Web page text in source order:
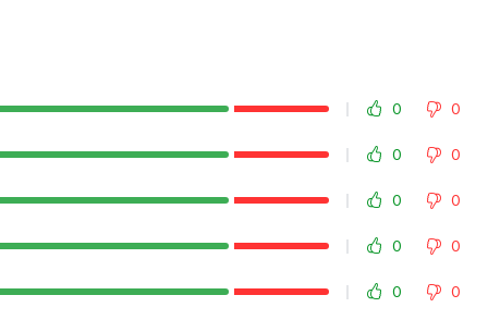
0 0
0 0
0 0
0 0
0 0